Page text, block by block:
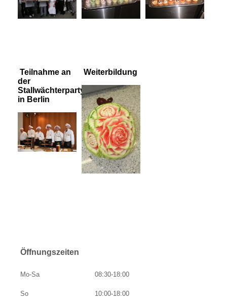
Teilnahme an
der
Stallwächterparty
in Berlin
Weiterbildung
Öffnungszeiten
Mo-Sa 08:30-18:00
So 10:00-18:00